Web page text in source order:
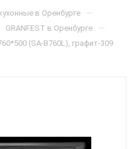
в Оренбурге —
GRANFEST в Оренбурге —
(SA-B760L), графит-309